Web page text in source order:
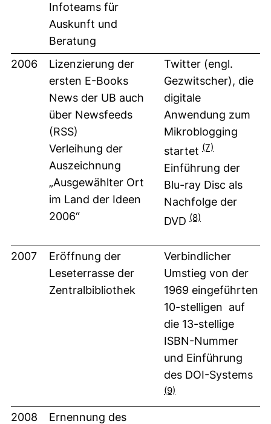
Infoteams für
Auskunft und
Beratung
2006
Lizenzierung der
ersten E-Books
News der UB auch
über Newsfeeds
(RSS)
Verleihung der
Auszeichnung
„Ausgewählter Ort
im Land der Ideen
2006“
Twitter (engl.
Gezwitscher), die
digitale
Anwendung zum
Mikroblogging
startet (7)
Einführung der
Blu-ray Disc als
Nachfolge der
DVD (8)
2007
Eröffnung der
Leseterrasse der
Zentralbibliothek
Verbindlicher
Umstieg von der
1969 eingeführten
10-stelligen auf
die 13-stellige
ISBN-Nummer
und Einführung
des DOI-Systems
(9)
2008
Ernennung des